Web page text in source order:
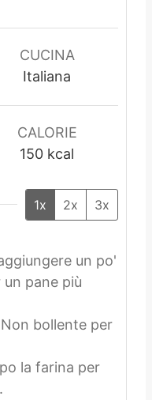
a
CUCINA
Italiana
CALORIE
150 kcal
1x 2x 3x
un po'
pane più
Non bollente per
la farina per